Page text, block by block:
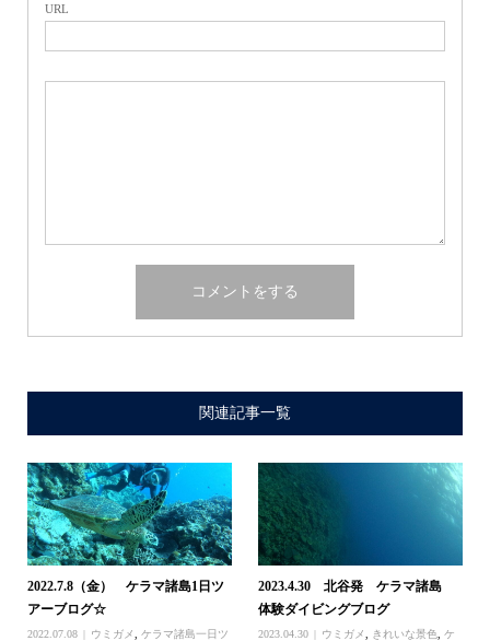
URL
関連記事一覧
2022.7.8（金） ケラマ諸島1日ツ
アーブログ☆
2022.07.08 ウミガメ
ケラマ諸島一日ツ
2023.4.30 北谷発 ケラマ諸島
体験ダイビングブログ
2023.04.30 ウミガメ きれいな景色 ,ケ